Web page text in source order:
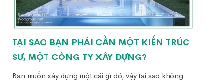
TẠI SAO BẠN PHẢI CẦN MỘT KIẾN TRÚC
SƯ, MỘT CÔNG TY XÂY DỰNG?
Bạn muốn xây dựng một cái gì đó, vậy tại sao không